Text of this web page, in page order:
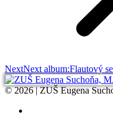
NextNext album:Flautový
© 2026 | ZUŠ Eugena